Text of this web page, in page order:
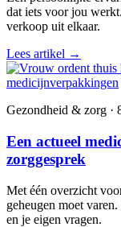
dat iets voor jou
verkoop uit elkaar.
Lees artikel →
Gezondheid & zorg ·
Een actueel
zorggesprek
Met één overzicht
geheugen moet
en je eigen vragen.